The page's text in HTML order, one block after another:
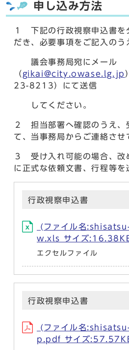
申し込み方法
１ 下記の行政視察申込書を
だき、必要事項をご記入のう
議会事務局宛にメール
（ gikai@city.owase.lg.jp
23-8213）にて送信
してください。
２ 担当部署へ確認のうえ、
て、当事務局からご連絡させ
３ 受け入れ可能の場合、改
に正式な依頼文書、行程等を
行政視察申込書
(ファイル名
w.xls サイズ
エクセルファイル
行政視察申込書
(ファイル名
p.pdf サイズ